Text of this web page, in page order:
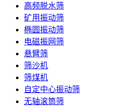
高频脱水筛
矿用振动筛
椭圆振动筛
电磁振网筛
悬臂筛
筛沙机
筛煤机
自定中心振动筛
无轴滚筒筛